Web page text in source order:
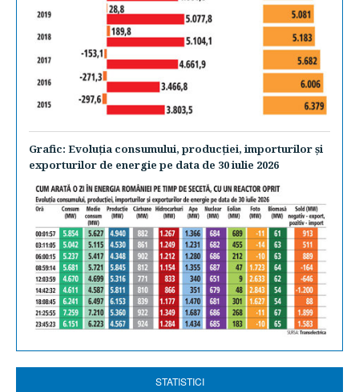
Grafic: Evoluţia consumului, producţiei, importurilor şi
exporturilor de energie pe data de 30 iulie 2026
STATISTICI